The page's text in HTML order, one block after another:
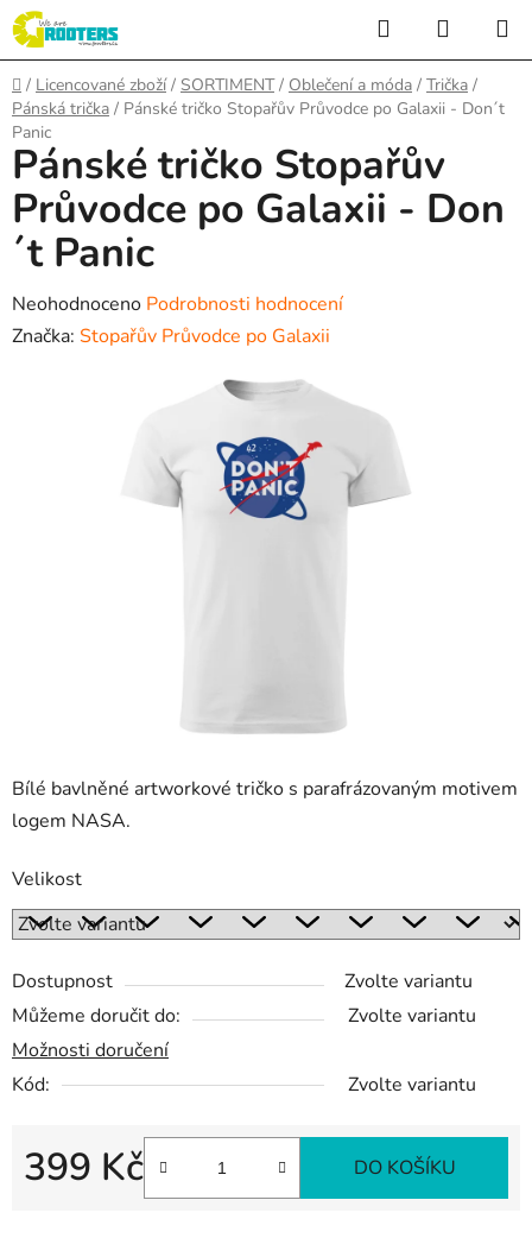
Přejít
na
obsah
Hledat
KOŠÍK
Domů
/ Licencované zboží / SORTIMENT / Oblečení a móda / Trička /
Pánská trička / Pánské tričko Stopařův Průvodce po Galaxii - Don´t
Panic
Bílé bavlněné artworkové tričko s parafrázovaným motivem
logem NASA.
Velikost
Dostupnost
Zvolte variantu
Můžeme doručit do:
Zvolte variantu
Možnosti doručení
Kód:
Zvolte variantu
399 Kč DO KOŠÍKU
Pánské tričko Stopařův
Průvodce po Galaxii - Don
´t Panic
Průměrné
hodnocení
Neohodnoceno Podrobnosti hodnocení
Značka: Stopařův Průvodce po Galaxii